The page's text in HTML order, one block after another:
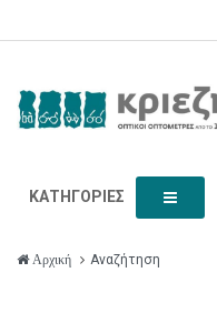
ΚΑΤΗΓΟΡΊΕΣ
Αρχική Αναζήτηση